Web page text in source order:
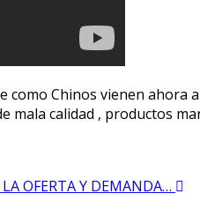
como Chinos vienen
calidad , productos
OFERTA Y DEMANDA…